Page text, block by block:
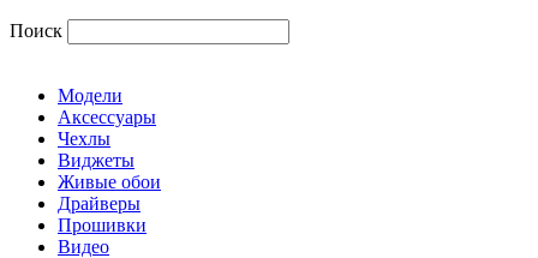
Поиск
Модели
Аксессуары
Чехлы
Виджеты
Живые обои
Драйверы
Прошивки
Видео